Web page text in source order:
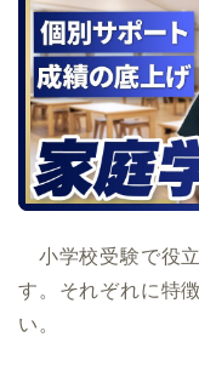
小学校受験で役
す。それぞれに特
い。
学校
ノートルダム学院小
京都女子大学附属小
洛南高等学校附属小
同志社国際学院初等
立命館小学校
地域別小学校受